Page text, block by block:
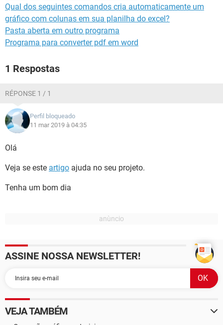
Qual dos seguintes comandos cria automaticamente um
gráfico com colunas em sua planilha do excel?
Pasta aberta em outro programa
Programa para converter pdf em word
1 Respostas
RÉPONSE 1 / 1
Perfil bloqueado
11 mar 2019 à 04:35
Olá
Veja se este artigo ajuda no seu projeto.
Tenha um bom dia
ASSINE NOSSA NEWSLETTER!
VEJA TAMBÉM